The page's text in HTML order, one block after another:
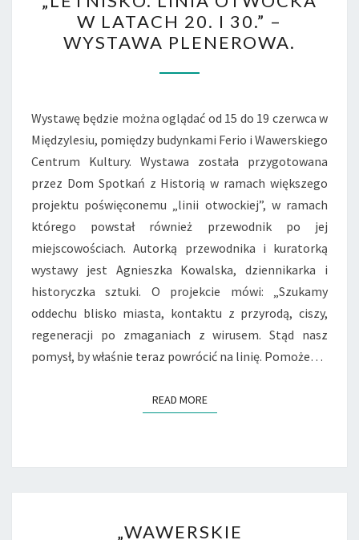
LINIA
OTWOCKA
W
LATACH
I
30.”
–
WYSTAWA
PLENEROWA.
W LATACH 20. I 30.” –
WYSTAWA PLENEROWA.
Wystawę będzie można oglądać od 15 do 19 czerwca w
Międzylesiu, pomiędzy budynkami Ferio i Wawerskiego
Centrum Kultury. Wystawa została przygotowana
przez Dom Spotkań z Historią w ramach większego
projektu poświęconemu „linii otwockiej”, w ramach
którego powstał również przewodnik po jej
miejscowościach. Autorką przewodnika i kuratorką
wystawy jest Agnieszka Kowalska, dziennikarka i
historyczka sztuki. O projekcie mówi: „Szukamy
oddechu blisko miasta, kontaktu z przyrodą, ciszy,
regeneracji po zmaganiach z wirusem. Stąd nasz
pomysł, by właśnie teraz powrócić na linię. Pomoże…
READ MOREREAD MORE
ŚWIDERMAJERY”.
„WAWERSKIE